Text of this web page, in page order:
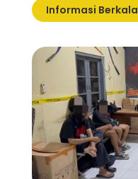
Informasi Berkala